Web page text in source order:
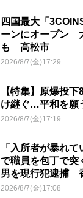
四国最大「
ーンにオープン
も 高松市
2026/8/7(金)17:29
【特集】原爆投
け継ぐ…平和を願
2026/8/7(金)17:19
「入所者が暴れ
で職員を包丁で
男を現行犯逮捕
2026/8/7(金)17:08